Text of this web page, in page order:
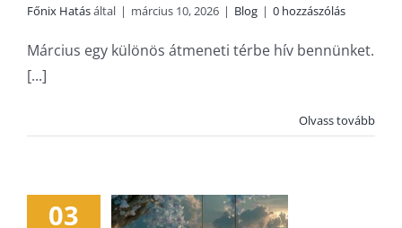
Főnix Hatásáltal | március 10, 2026 | Blog | 0 hozzászólás
Március egy különös átmeneti térbe hív bennünket.
[...]
Olvass tovább
03
Február –
függ az
attól, amit